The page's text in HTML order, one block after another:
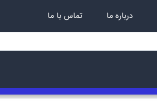
درباره ما تماس با ما